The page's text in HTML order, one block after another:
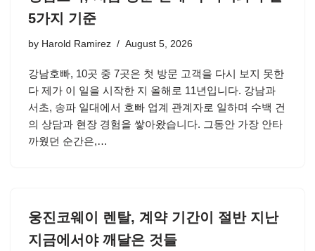
5가지 기준
by Harold Ramirez August 5, 2026
강남호빠, 10곳 중 7곳은 첫 방문 고객을 다시 보지 못한
다 제가 이 일을 시작한 지 올해로 11년입니다. 강남과
서초, 송파 일대에서 호빠 업계 관계자로 일하며 수백 건
의 상담과 현장 경험을 쌓아왔습니다. 그동안 가장 안타
까웠던 순간은,…
웅진코웨이 렌탈, 계약 기간이 절반 지난
지금에서야 깨달은 것들